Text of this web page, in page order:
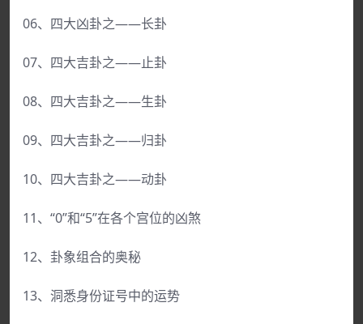
06、四大凶卦之——长卦
07、四大吉卦之——止卦
08、四大吉卦之——生卦
09、四大吉卦之——归卦
10、四大吉卦之——动卦
11、“0”和“5”在各个宫位的凶煞
12、卦象组合的奥秘
13、洞悉身份证号中的运势